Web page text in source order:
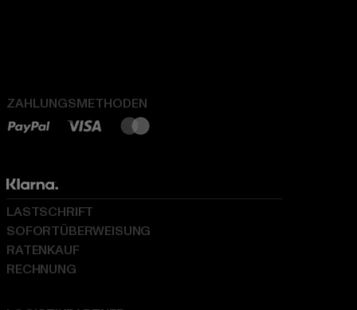
ZAHLUNGSMETHODEN
LASTSCHRIFT
SOFORTÜBERWEISUNG
RATENKAUF
RECHNUNG